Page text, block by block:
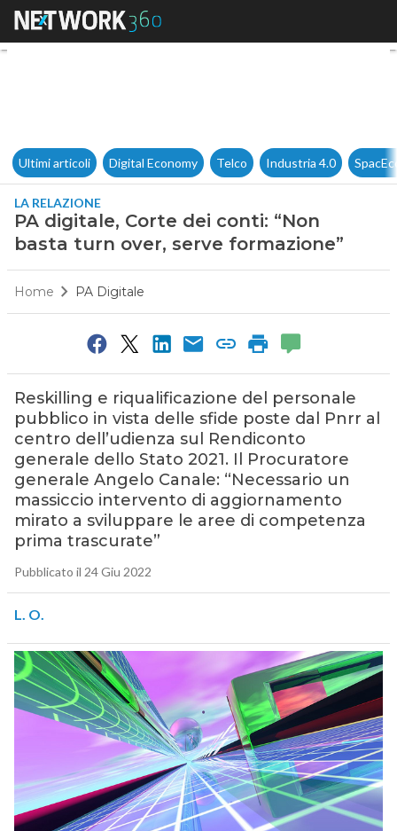
PA digitale, Corte dei conti:
Ultimi articoli Digital Economy Telco Industria 4.0
LA RELAZIONE
PA digitale, Corte dei conti: “Non
basta turn over, serve formazione”
Home PA Digitale
Reskilling e riqualificazione del personale
pubblico in vista delle sfide poste dal Pnrr al
centro dell’udienza sul Rendiconto
generale dello Stato 2021. Il Procuratore
generale Angelo Canale: “Necessario un
massiccio intervento di aggiornamento
mirato a sviluppare le aree di competenza
prima trascurate”
Pubblicato il 24 Giu 2022
L. O.